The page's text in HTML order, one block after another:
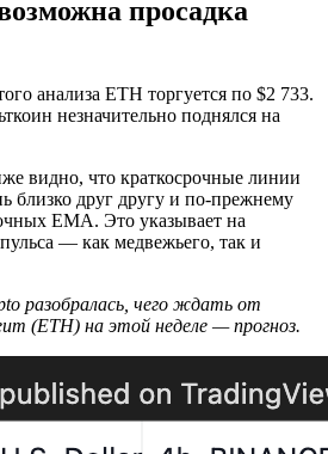
просадка
анализа ETH торгуется по $2 733.
незначительно поднялся на
видно, что краткосрочные линии
близко друг другу и по-прежнему
EMA. Это указывает на
— как медвежьего, так и
разобралась, чего ждать от
(ETH) на этой неделе — прогноз.